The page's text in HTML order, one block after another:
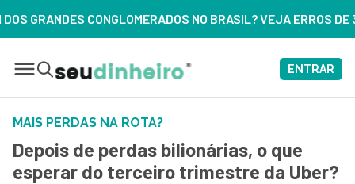
NO BRASIL? VEJA ERROS DE 3 DELES – ASSISTA AGORA
ENTRAR
MAIS PERDAS NA ROTA?
Depois de perdas bilionárias, o que
esperar do terceiro trimestre da Uber?